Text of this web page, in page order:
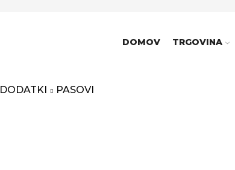
DOMOV TRGOVINA
DODATKI PASOVI